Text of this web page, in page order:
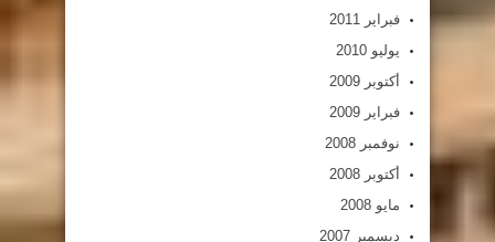
فبراير 2011
يوليو 2010
أكتوبر 2009
فبراير 2009
نوفمبر 2008
أكتوبر 2008
مايو 2008
ديسمبر 2007